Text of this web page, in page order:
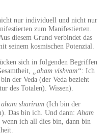
nur individuell und nicht nur
zum Manifestierten.
diesem Grund verbindet das
seinem kosmischen Potenzial.
sich in folgenden Begriffen
„aham vishvam“: Ich
der Veda (der Veda bezieht
des Totalen). Wissen).
aham shariram (Ich bin der
Das bin ich. Und dann:Aham
ich all dies bin, dann bin